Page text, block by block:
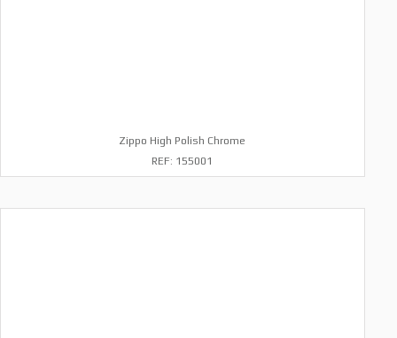
Zippo High Polish Chrome
REF: 155001